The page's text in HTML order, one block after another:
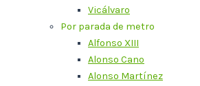
Vicálvaro
Por parada de metro
Alfonso XIII
Alonso Cano
Alonso Martínez